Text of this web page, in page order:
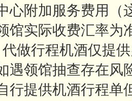
心附加服务费用（
馆实际收费汇率为
做行程机酒仅提
遇领馆抽查存在风
行提供机酒行程单